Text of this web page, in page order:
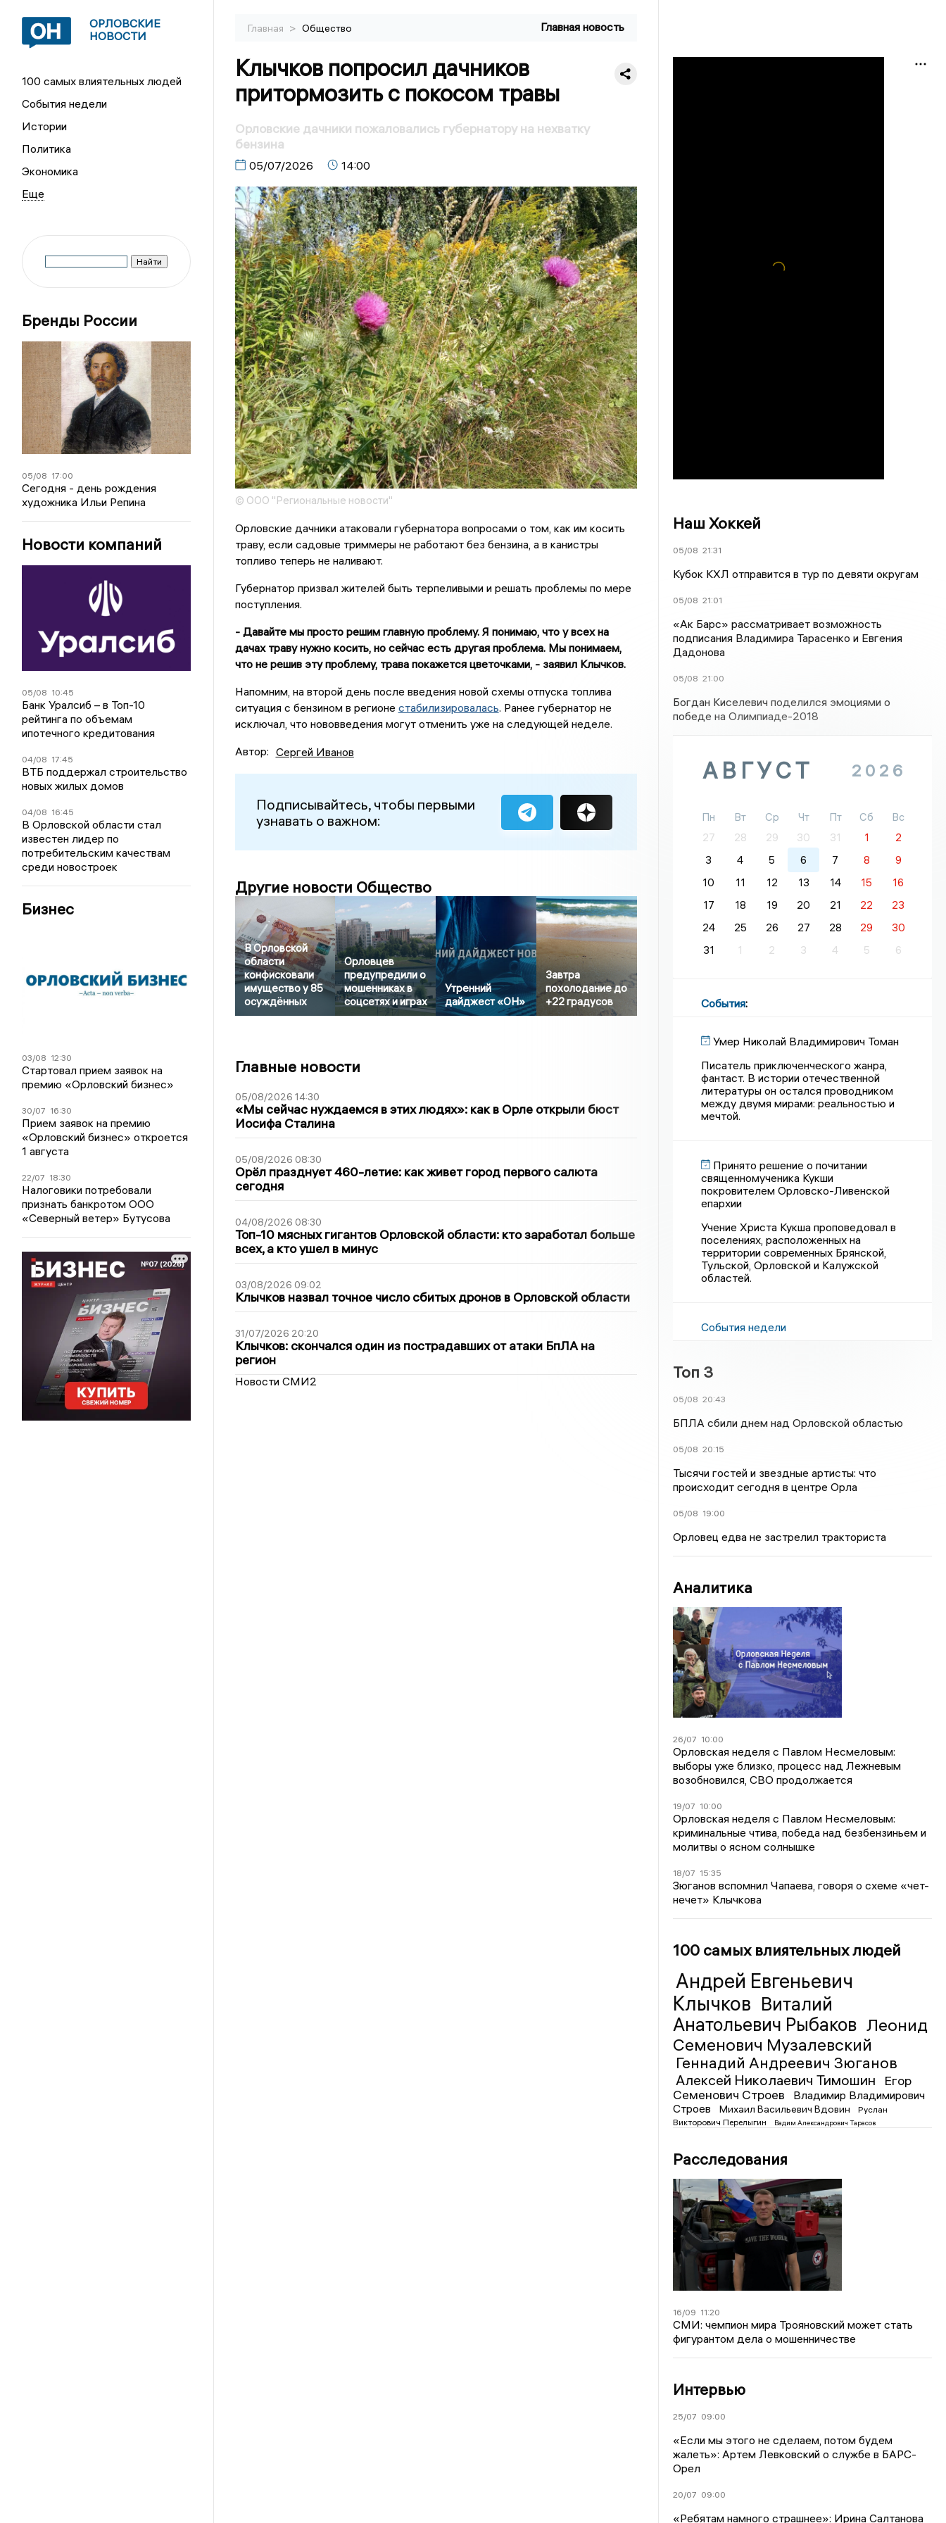
ОРЛОВСКИЕ
НОВОСТИ
100 самых влиятельных людей
События недели
Истории
Политика
Экономика
Бренды России
05/08 17:00
Сегодня - день рождения
художника Ильи Репина
Новости компаний
05/08 10:45
Банк Уралсиб – в Топ-10
рейтинга по объемам
ипотечного кредитования
04/08 17:45
ВТБ поддержал строительство
новых жилых домов
04/08 16:45
В Орловской области стал
известен лидер по
потребительским качествам
среди новостроек
Бизнес
03/08 12:30
Стартовал прием заявок на
премию «Орловский бизнес»
30/07 16:30
Прием заявок на премию
«Орловский бизнес» откроется
1 августа
22/07 18:30
Налоговики потребовали
признать банкротом ООО
«Северный ветер» Бутусова
Главная > Общество Главная новость
Клычков попросил дачников
притормозить с покосом травы
Орловские дачники пожаловались губернатору на нехватку
бензина
05/07/2026 14:00
© ООО "Региональные новости"
Орловские дачники атаковали губернатора вопросами о том, как им косить
траву, если садовые триммеры не работают без бензина, а в канистры
топливо теперь не наливают.
Губернатор призвал жителей быть терпеливыми и решать проблемы по мере
поступления.
- Давайте мы просто решим главную проблему. Я понимаю, что у всех на
дачах траву нужно косить, но сейчас есть другая проблема. Мы понимаем,
что не решив эту проблему, трава покажется цветочками, - заявил Клычков.
Напомним, на второй день после введения новой схемы отпуска топлива
ситуация с бензином в регионе стабилизировалась. Ранее губернатор не
исключал, что нововведения могут отменить уже на следующей неделе.
Автор: Сергей Иванов
Подписывайтесь, чтобы первыми
узнавать о важном:
Другие новости Общество
В Орловской
области
конфисковали
имущество у 85
осуждённых
Орловцев
предупредили о
мошенниках в
соцсетях и играх
Утренний
дайджест «ОН»
Завтра
похолодание до
+22 градусов
Главные новости
05/08/2026 14:30
«Мы сейчас нуждаемся в этих людях»: как в Орле открыли бюст
Иосифа Сталина
05/08/2026 08:30
Орёл празднует 460-летие: как живет город первого салюта
сегодня
04/08/2026 08:30
Топ-10 мясных гигантов Орловской области: кто заработал больше
всех, а кто ушел в минус
03/08/2026 09:02
Клычков назвал точное число сбитых дронов в Орловской области
31/07/2026 20:20
Клычков: скончался один из пострадавших от атаки БпЛА на
регион
Новости СМИ2
Наш Хоккей
05/08 21:31
Кубок КХЛ отправится в тур по девяти округам
05/08 21:01
«Ак Барс» рассматривает возможность
подписания Владимира Тарасенко и Евгения
Дадонова
05/08 21:00
Богдан Киселевич поделился эмоциями о
победе на Олимпиаде-2018
АВГУСТ 2026
Пн Вт Ср Чт Пт Сб
Вс
27
28 29 30 31 1
2
3
4 5 6 7 8
9
10
11 12 13 14 15
16
17
18 19 20 21 22
23
24
25 26 27 28 29
30
31
1 2 3 4 5 6
События:
Умер Николай Владимирович Томан
Писатель приключенческого жанра,
фантаст. В истории отечественной
литературы он остался проводником
между двумя мирами: реальностью и
мечтой.
Принято решение о почитании
священномученика Кукши
покровителем Орловско-Ливенской
епархии
Учение Христа Кукша проповедовал в
поселениях, расположенных на
территории современных Брянской,
Тульской, Орловской и Калужской
областей.
События недели
Топ 3
05/08 20:43
БПЛА сбили днем над Орловской областью
05/08 20:15
Тысячи гостей и звездные артисты: что
происходит сегодня в центре Орла
05/08 19:00
Орловец едва не застрелил тракториста
Аналитика
26/07 10:00
Орловская неделя с Павлом Несмеловым:
выборы уже близко, процесс над Лежневым
возобновился, СВО продолжается
19/07 10:00
Орловская неделя с Павлом Несмеловым:
криминальные чтива, победа над безбензиньем и
молитвы о ясном солнышке
18/07 15:35
Зюганов вспомнил Чапаева, говоря о схеме «чет-
нечет» Клычкова
100 самых влиятельных людей
Андрей Евгеньевич
Клычков Виталий
Анатольевич Рыбаков Леонид
Семенович Музалевский
Геннадий Андреевич Зюганов
Алексей Николаевич Тимошин
Егор
Семенович Строев
Владимир Владимирович
Строев
Михаил Васильевич Вдовин
Руслан
Викторович Перелыгин
Вадим Александрович Тарасов
Расследования
16/09 11:20
СМИ: чемпион мира Трояновский может стать
фигурантом дела о мошенничестве
Интервью
25/07 09:00
«Если мы этого не сделаем, потом будем
жалеть»: Артем Левковский о службе в БАРС-
Орел
20/07 09:00
«Ребятам намного страшнее»: Ирина Салтанова